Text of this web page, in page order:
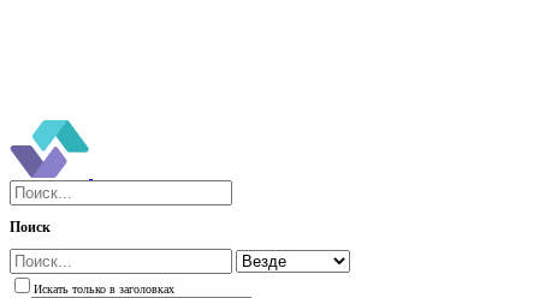
Поиск
Искать только в заголовках